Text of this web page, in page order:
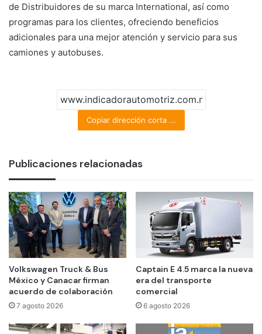
de Distribuidores de su marca International, así como
programas para los clientes, ofreciendo beneficios
adicionales para una mejor atención y servicio para sus
camiones y autobuses.
Copiar dirección corta ...
Publicaciones relacionadas
Volkswagen Truck & Bus
México y Canacar firman
acuerdo de colaboración
7 agosto 2026
Captain E 4.5 marca la nueva
era del transporte
comercial
6 agosto 2026